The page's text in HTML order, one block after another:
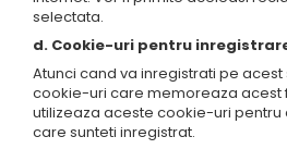
selectata.
d. Cookie-uri pentru
Atunci cand va inregistrati pe
cookie-uri care memoreaza acest
utilizeaza aceste cookie-uri pentru
care sunteti inregistrat.